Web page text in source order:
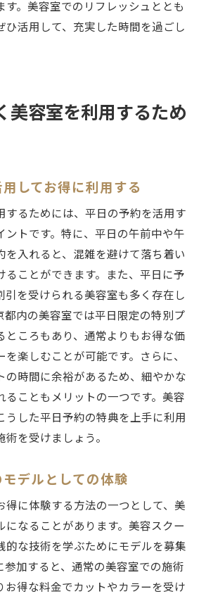
す。美容室でのリフレッシュととも
ひ活用して、充実した時間を過ごし
美容室を利用するため
してお得に利用する
するためには、平日の予約を活用す
ントです。特に、平日の午前中や午
を入れると、混雑を避けて落ち着い
ることができます。また、平日に予
引を受けられる美容室も多く存在し
都内の美容室では平日限定の特別プ
ところもあり、通常よりもお得な価
楽しむことが可能です。さらに、
の時間に余裕があるため、細やかな
ることもメリットの一つです。美容
うした平日予約の特典を上手に利用
を受けましょう。
デルとしての体験
得に体験する方法の一つとして、美
になることがあります。美容スクー
的な技術を学ぶためにモデルを募集
参加すると、通常の美容室での施術
お得な料金でカットやカラーを受け